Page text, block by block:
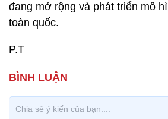
đang mở rộng và phát triển mô
toàn quốc.
P.T